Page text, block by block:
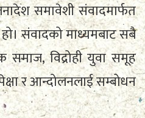
समावेशी संवादमार्फत
हो। संवादको माध्यमबाट सबै
समाज, विद्रोही युवा समूह
र आन्दोलनलाई सम्बोधन